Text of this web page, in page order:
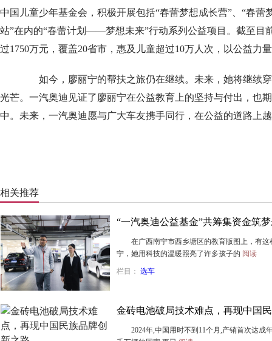
中国儿童少年基金会，积极开展包括“春蕾梦想成长营”、“春
站”在内的“春蕾计划——梦想未来”行动系列公益项目。截至目
过1750万元，覆盖20省市，惠及儿童超过10万人次，以公益力
如今，廖丽宁的帮扶之旅仍在继续。未来，她将继续穿
光芒。一汽奥迪见证了廖丽宁在公益教育上的坚持与付出，也
中。未来，一汽奥迪愿与广大车友携手同行，在公益的道路上
相关推荐
“一汽奥迪公益基金”共筹集资金筑
在广西南宁市西乡塘区的教育版图上，有这
宁，她用科技的温暖照亮了许多孩子的 阅读
栏目： 选车
金砖电池破局技术难点，再现中国
2024年,中国用时不到11个月,产销首次达成